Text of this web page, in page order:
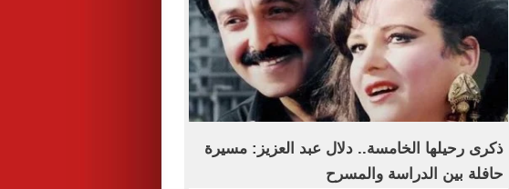
ذكرى رحيلها الخامسة.. دلال عبد العزيز: مسيرة
حافلة بين الدراسة والمسرح